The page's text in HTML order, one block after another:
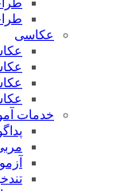
عکاسی
خدمات